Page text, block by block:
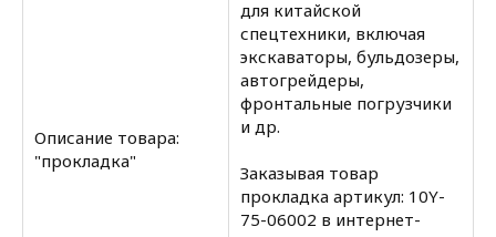
Описание товара:
"прокладка"
для китайской
спецтехники, включая
экскаваторы, бульдозеры,
автогрейдеры,
фронтальные погрузчики
и др.
Заказывая товар
прокладка артикул: 10Y-
75-06002 в интернет-